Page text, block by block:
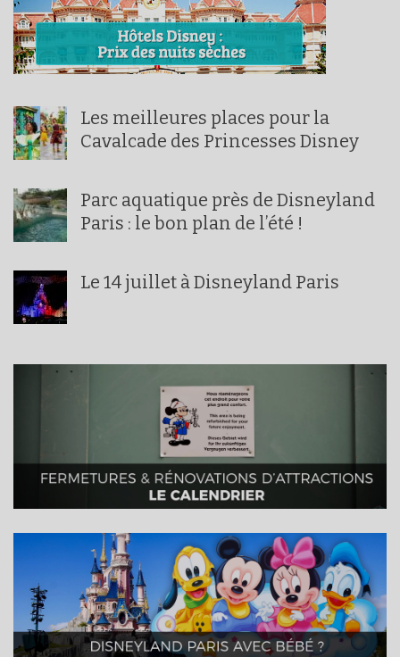
Les meilleures places pour la
Cavalcade des Princesses Disney
Parc aquatique près de Disneyland
Paris : le bon plan de l’été !
Le 14 juillet à Disneyland Paris